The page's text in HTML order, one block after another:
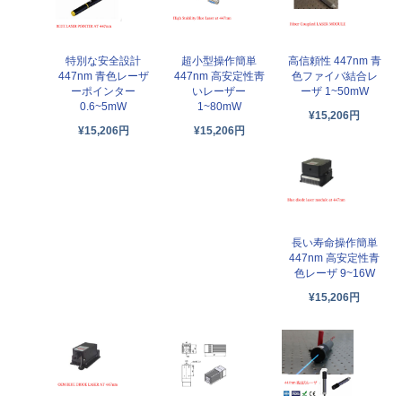
特別な安全設計
447nm 青色レーザ
ーポインター
0.6~5mW
¥15,206円
超小型操作簡単
447nm 高安定性靑
いレーザー
1~80mW
¥15,206円
高信頼性 447nm 青
色ファイバ結合レ
ーザ 1~50mW
¥15,206円
長い寿命操作簡単
447nm 高安定性青
色レーザ 9~16W
¥15,206円